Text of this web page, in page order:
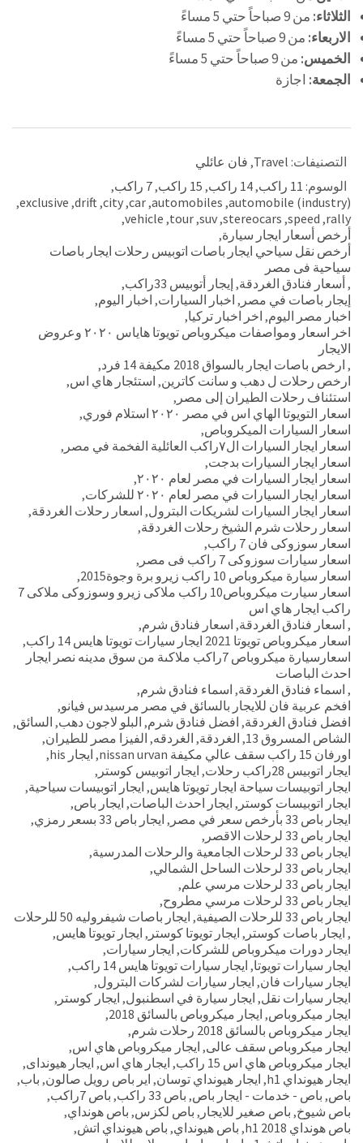
الثلاثاء: من 9 صباحاً حتي 5 مساءً
الاربعاء: من 9 صباحاً حتي 5 مساءً
الخميس: من 9 صباحاً حتي 5 مساءً
الجمعة: اجازة
التصنيفات: Travel
, فان عائلي
الوسوم: 11 راكب ,14 راكب , 15 راكب ,7 راكب
,
automobile (industry)
,
automobiles
,
car
,
city
,
drift
,
exclusive
,
rally
,
speed
,
stereocars
,
suv
,
tour
,
vehicle
,
أرخص أسعار ايجار سيارة,
أرخص نقل سياحي ايجار باصات اتوبيس رحلات ايجار باصات
سياحية فى مصر
,أسعار فنادق الغردقة, إيجار أتوبيس 33راكب
,
إيجار باصات في مصر , اخبار السيارات, اخبار اليوم,
اخبار مصر اليوم, اخر اخبار تركيا,
اخر اسعار ومواصفات ميكروباص تويوتا هاياس ٢٠٢٠ وعروض
الايجار
, ارخص باصات ايجار بالسواق 2018 مكيفة 14 فرد
,
ارخص رحلات ل دهب و سانت كاترين, استئجار هاي اس,
استئناف رحلات الطيران إلى مصر ,
اسعار التويوتا الهاي اس في مصر ٢٠٢٠ استلام فوري
,
اسعار السيارات الميكروباص,
اسعار ايجار السيارات ال٧راكب العائلية الفخمة في مصر
,
اسعار ايجار السيارات بدجت,
اسعار ايجار السيارات في مصر لعام ٢٠٢٠
,
اسعار ايجار السيارات في مصر لعام ٢٠٢٠ للشركات
,
اسعار ايجار السيارات لشريكات البترول, اسعار رحلات الغردقة,
اسعار رحلات شرم الشيخ رحلات الغردقة,
اسعار سوزوكى فان 7 راكب
,
اسعار سيارات سوزوكى 7 راكب فى مصر
,
اسعار سيارة ميكروباص 10 راكب زيرو برة وجوة2015
,
اسعار سيارت ميكروباص10 راكب ملاكى زيرو وسوزوكى ملاكى 7
راكب ايجار هاي اس
, اسعار فنادق الغردقة, اسعار فنادق شرم,
اسعار ميكروباص تويوتا 2021 ايجار سيارات تويوتا هايس 14 راكب
,
اسعارسيارة ميكروباص 7راكب ملاكىة من سوق مدينه نصر ايجار
احدث الباصات
, اسماء فنادق الغردقة, اسماء فنادق شرم,
افخم عربية فان للايجار بالسائق في مصر مرسيدس فيانو,
افضل فنادق الغردقة, افضل فنادق شرم, البلو لاجون دهب, السائق,
الشاص المسروق 13
, الغردقة, الغردقه, الفيزا مصر للطيران,
اورفان 15 راكب سقف عالي مكيفة nissan urvan
, ايجار his
,
ايجار اتوبيس 28راكب رحلات
, ايجار اتوبيس كوستر ,
ايجار اتوبيسات سياحة ايجار تويوتا هايس, ايجار اتوبيسات سياحية,
ايجار اتوبيسات كوستر , ايجار احدث الباصات, ايجار باص,
ايجار باص 33 بأرخص سعر في مصر
, ايجار باص 33 بسعر رمزي
,
ايجار باص 33 لرحلات الاقصر
,
ايجار باص 33 لرحلات الجامعية والرحلات المدرسية
,
ايجار باص 33 لرحلات الساحل الشمالي
,
ايجار باص 33 لرحلات مرسي علم
,
ايجار باص 33 لرحلات مرسي مطروح
,
ايجار باص 33 للرحلات الصيفية
, ايجار باصات شيفروليه 50 للرحلات
, ايجار باصات كوستر , ايجار تويوتا كوستر , ايجار تويوتا هايس,
ايجار دورات ميكروباص للشركات, ايجار سيارات,
ايجار سيارات تويوتا, ايجار سيارات تويوتا هايس 14 راكب
,
ايجار سيارات فان, ايجار سيارات لشركات البترول,
ايجار سيارات نقل, ايجار سيارة في اسطنبول, ايجار كوستر ,
ايجار ميكروباص, ايجار ميكروباص بالسائق 2018
,
ايجار ميكروباص بالسائق 2018 رحلات شرم
,
ايجار ميكروباص سقف عالى, ايجار ميكروباص هاي اس,
ايجار ميكروباص هاي اس 15 راكب
, ايجار هاي اس, ايجار هيونداى,
ايجار هيونداي h1
, ايجار هيونداي توسان, اير باص رويل صالون, باب,
باص, باص - خدمات - ايجار باص, باص 33 راكب , باص 7راكب
,
باص شيوخ, باص صغير للايجار , باص لكزس, باص هونداي,
باص هونداي h1 2018
, باص هيونداي, باص هيونداي اتش,